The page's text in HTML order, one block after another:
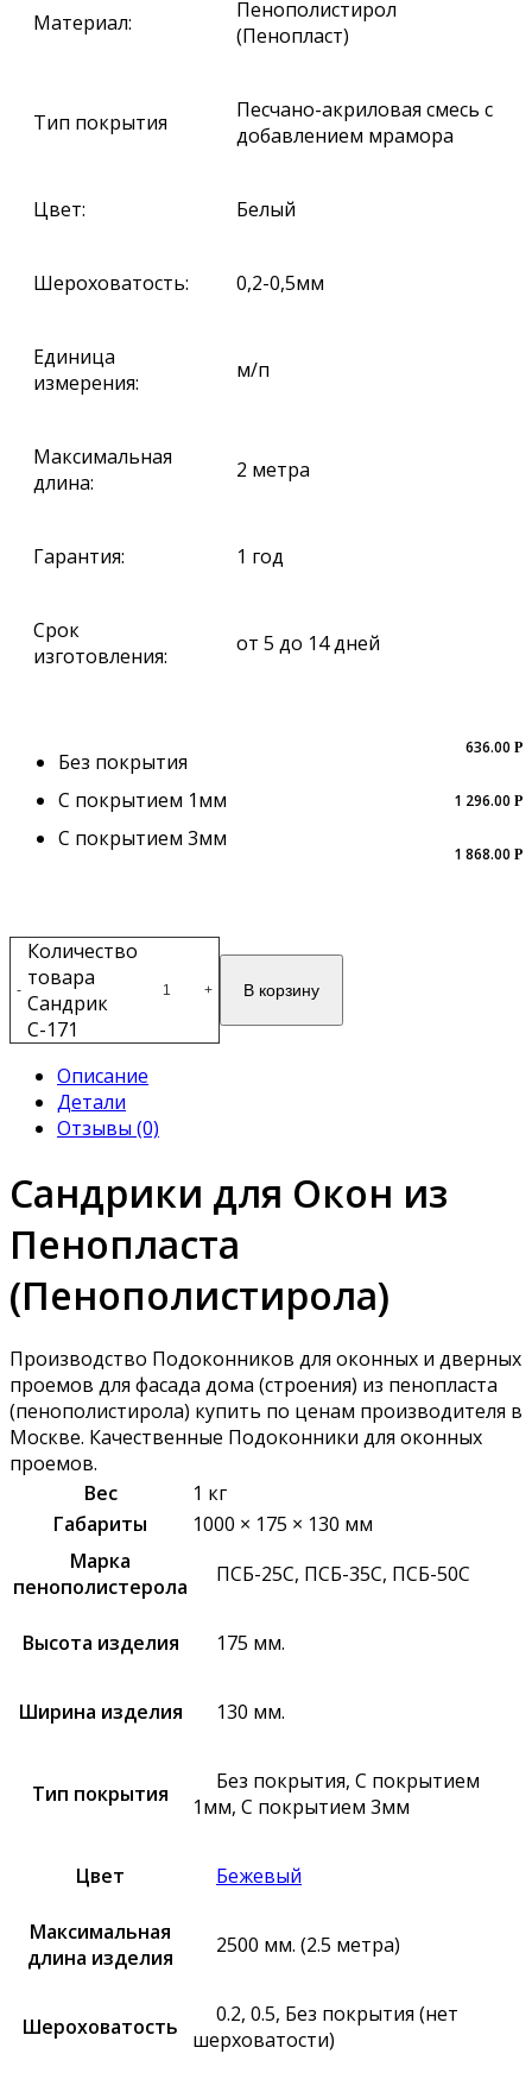
Материал:
Пенополистирол
(Пенопласт)
Тип покрытия
Песчано-акриловая смесь с
добавлением мрамора
Цвет: Белый
Шероховатость: 0,2-0,5мм
Единица
измерения:
м/п
Максимальная
длина:
2 метра
Гарантия: 1 год
Срок
изготовления:
от 5 до 14 дней
Без покрытия
С покрытием 1мм
С покрытием 3мм
-
Количество
товара
Сандрик
С-171
+ В корзину
636.00 Р
1 296.00 Р
1 868.00 Р
Описание
Детали
Отзывы (0)
Сандрики для Окон из
Пенопласта
(Пенополистирола)
Производство Подоконников для оконных и дверных
проемов для фасада дома (строения) из пенопласта
(пенополистирола) купить по ценам производителя в
Москве. Качественные Подоконники для оконных
проемов.
Вес
1 кг
Габариты
1000 × 175 × 130 мм
Марка
пенополистерола
ПСБ-25С, ПСБ-35С, ПСБ-50С
Высота изделия 175 мм.
Ширина изделия 130 мм.
Тип покрытия
Без покрытия, С покрытием
1мм, С покрытием 3мм
Цвет Бежевый
Максимальная
длина изделия
2500 мм. (2.5 метра)
Шероховатость
0.2, 0.5, Без покрытия (нет
шерховатости)